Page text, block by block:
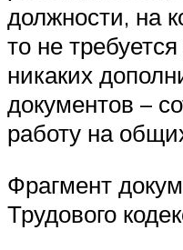
должности, на
то не
никаких
документов –
работу на
Фрагмент
Трудового